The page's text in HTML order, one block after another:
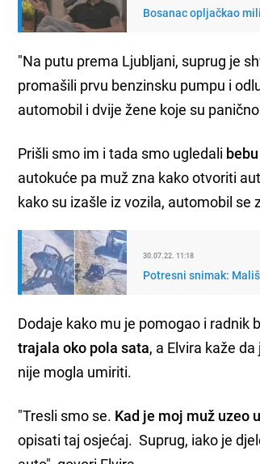
Bosanac opljačkao
"Na putu prema Ljubljani, suprug je
promašili prvu benzinsku pumpu i
automobil i dvije žene koje su
Prišli smo im i tada smo ugledali
autokuće pa muž zna kako otvoriti
kako su izašle iz vozila, automobil se
30.07.22. 11:18
Potresni snimak:
Dodaje kako mu je pomogao i
trajala oko pola sata, a Elvira kaže
nije mogla umiriti.
"Tresli smo se. Kad je moj muž uzeo
opisati taj osjećaj. Suprug, iako je